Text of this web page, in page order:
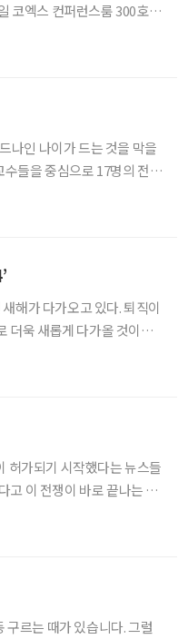
코엑스 컨퍼런스룸 300호에
나인 나이가 드는 것을 막을
들을 중심으로 17명의 전문
해가 다가오고 있다. 퇴직이
더욱 새롭게 다가올 것이다.
허가되기 시작했다는 뉴스들
고 이 전쟁이 바로 끝나는 게
구르는 때가 있습니다. 그럴